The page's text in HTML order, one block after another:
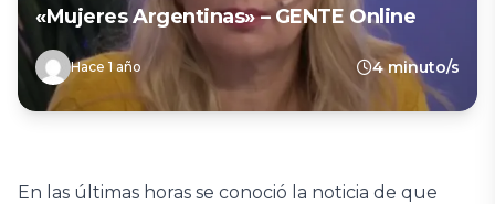
«Mujeres Argentinas» – GENTE Online
Hace 1 año 4 minuto/s
En las últimas horas se conoció la noticia de que